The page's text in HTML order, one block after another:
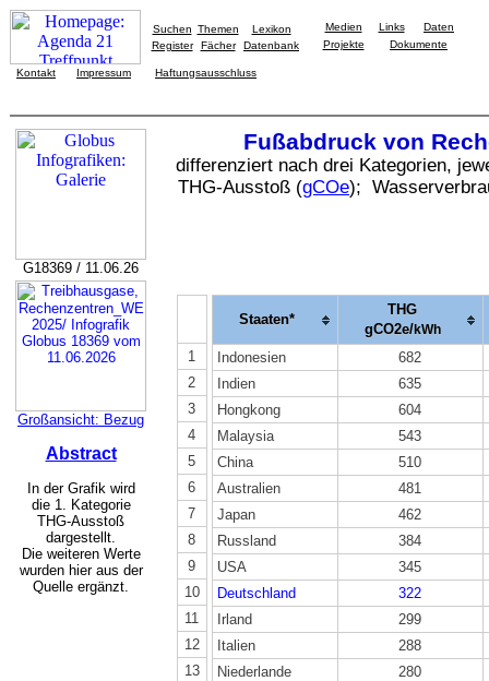
Suchen Themen
Lexikon
Register
Fächer Datenbank
Medien Links
Daten
Projekte
Dokumente
Kontakt Impressum Haftungsausschluss
G18369 / 11.06.26
Fußabdruck von
differenziert nach drei Kategorien,
THG-Ausstoß (gCOe);
Großansicht: Bezug
Abstract
In der Grafik wird
die 1. Kategorie
THG-Ausstoß
dargestellt.
Die weiteren Werte
wurden hier aus der
Quelle ergänzt.
1
2
3
4
5
6
7
8
9
10
11
12
13
Staaten*
THG
gCO2e/kWh
Indonesien
682
Indien
635
Hongkong
604
Malaysia
543
China
510
Australien
481
Japan
462
Russland
384
USA
345
Deutschland
322
Irland
299
Italien
288
Niederlande
280